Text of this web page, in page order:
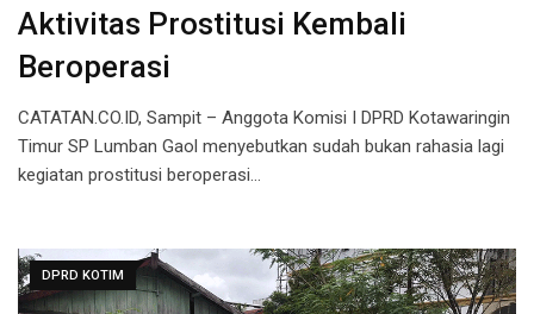
Aktivitas Prostitusi Kembali
Beroperasi
CATATAN.CO.ID, Sampit – Anggota Komisi I DPRD Kotawaringin
Timur SP Lumban Gaol menyebutkan sudah bukan rahasia lagi
kegiatan prostitusi beroperasi…
DPRD KOTIM